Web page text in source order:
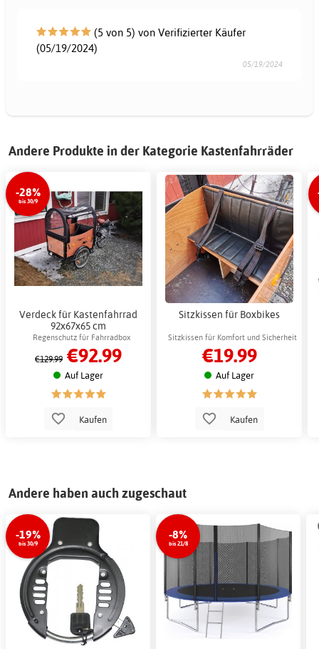
(5 von 5) von Verifizierter Käufer
(05/19/2024)
05/19/2024
Andere Produkte in der Kategorie Kastenfahrräder
-28%
bis 30/9
Verdeck für Kastenfahrrad
92x67x65 cm
Regenschutz für Fahrradbox
€129.99 €92.99
Auf Lager
Kaufen
Sitzkissen für Boxbikes
Sitzkissen für Komfort und Sicherheit
€19.99
Auf Lager
Kaufen
Andere haben auch zugeschaut
-19%
bis 30/9
-8%
bis 21/8